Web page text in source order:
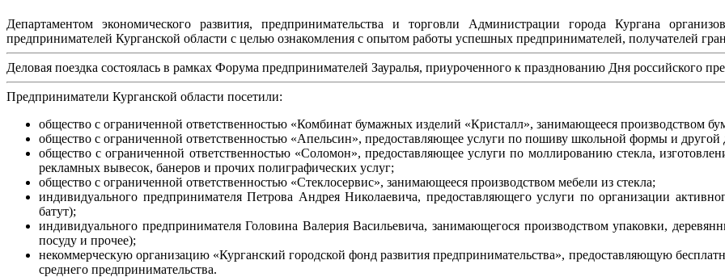
Департаментом экономического развития, предпринимательства и торговли Администрации города Кургана
предпринимателей Курганской области с целью ознакомления с опытом работы успешных предпринимателей, получателей
Деловая поездка состоялась в рамках Форума предпринимателей Зауралья, приуроченного к празднованию Дня российского
Предприниматели Курганской области посетили:
общество с ограниченной ответственностью «Комбинат бумажных изделий «Кристалл», занимающееся производством
общество с ограниченной ответственностью «Апельсин», предоставляющее услуги по пошиву школьной формы и другой
общество с ограниченной ответственностью «Соломон», предоставляющее услуги по моллированию стекла,
рекламных вывесок, банеров и прочих полиграфических услуг;
общество с ограниченной ответственностью «Стеклосервис», занимающееся производством мебели из стекла;
индивидуального предпринимателя Петрова Андрея Николаевича, предоставляющего услуги по организации
батут);
индивидуального предпринимателя Головина Валерия Васильевича, занимающегося производством упаковки,
посуду и прочее);
некоммерческую организацию «Курганский городской фонд развития предпринимательства», предоставляющую
среднего предпринимательства.